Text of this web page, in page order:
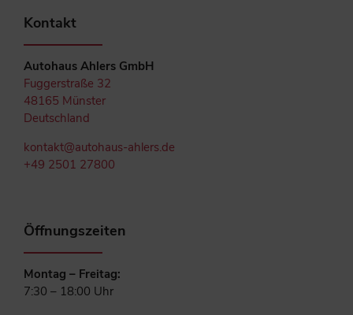
Kontakt
Autohaus Ahlers GmbH
Fuggerstraße 32
48165 Münster
Deutschland
kontakt@autohaus-ahlers.de
+49 2501 27800
Öffnungszeiten
Montag – Freitag:
7:30 – 18:00 Uhr